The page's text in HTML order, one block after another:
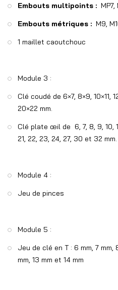
Embouts multipoints :
Embouts métriques : M9,
1 maillet caoutchouc
Module 3 :
Clé coudé de 6×7, 8×9, 10×11,
20×22 mm.
Clé plate œil de 6, 7, 8, 9, 10,
21, 22, 23, 24, 27, 30 et 32 ​​mm.
Module 4 :
Jeu de pinces
Module 5 :
Jeu de clé en T : 6 mm, 7 mm,
mm, 13 mm et 14 mm